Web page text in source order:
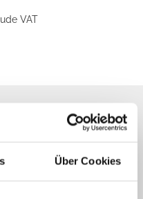
Über Cookies
VAT